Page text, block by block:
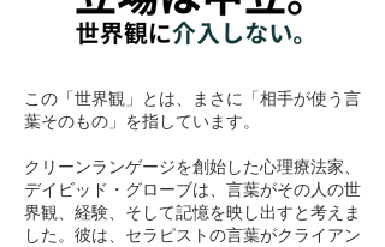
この「世界観」とは、まさに「相手が使う言
葉そのもの」を指しています。
クリーンランゲージを創始した心理療法家、
デイビッド・グローブは、言葉がその人の世
界観、経験、そして記憶を映し出すと考えま
した。彼は、セラピストの言葉がクライアン